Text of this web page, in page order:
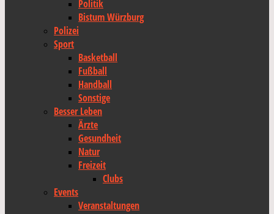
Politik
Bistum Würzburg
Polizei
Sport
Basketball
Fußball
Handball
Sonstige
Besser Leben
Ärzte
Gesundheit
Natur
Freizeit
Clubs
Events
Veranstaltungen